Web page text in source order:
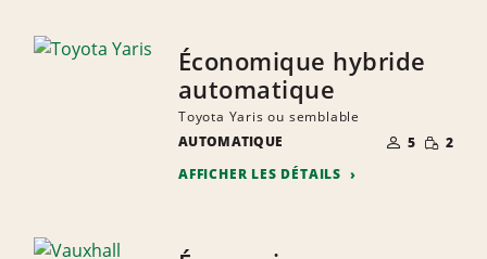
Économique hybride
automatique
Toyota Yaris ou semblable
AUTOMATIQUE
NOMBRE DE
PERSONNES
5 RÉDUITE
2
AFFICHER LES DÉTAILS